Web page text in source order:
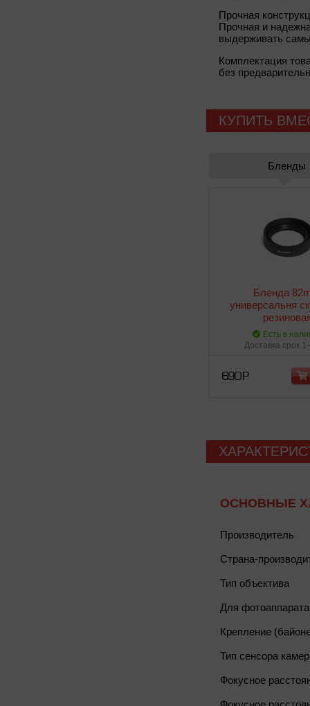
Прочная
Прочная и
выдерживать
Комплектация
без
КУПИТЬ
Бленды
Бленда
универсальня
Есть в
Доставка срок
690 Р
ОСНОВНЫЕ
Производитель
Страна-
Тип объектива
Для фотоаппарата
Крепление
Тип сенсора
Фокусное